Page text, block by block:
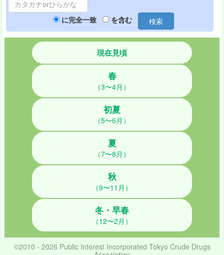
に完全一致 を含む 検索
現在見頃
春
（3〜4月）
初夏
（5〜6月）
夏
（7〜8月）
秋
（9〜11月）
冬・早春
（12〜2月）
©2010 - 2026 Public Interest Incorporated Tokyo Crude Drugs